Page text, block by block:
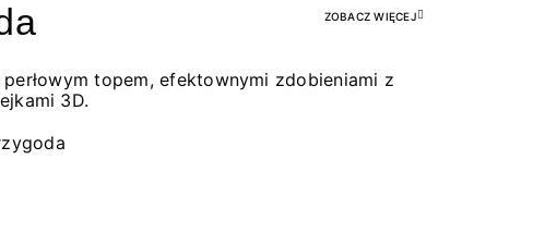
ZOBACZ WIĘCEJ
topem, efektownymi zdobieniami z
3D.